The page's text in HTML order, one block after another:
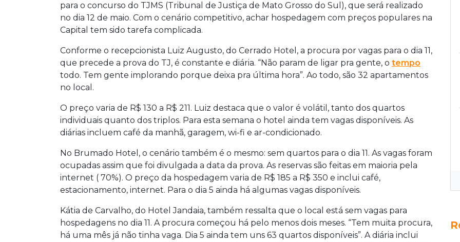
para o concurso do TJMS (Tribunal de Justiça de Mato Grosso do Sul), que será realizado
no dia 12 de maio. Com o cenário competitivo, achar hospedagem com preços populares na
Capital tem sido tarefa complicada.
Conforme o recepcionista Luiz Augusto, do Cerrado Hotel, a procura por vagas para o dia 11,
que precede a prova do TJ, é constante e diária. “Não param de ligar pra gente, o tempo
todo. Tem gente implorando porque deixa pra última hora”. Ao todo, são 32 apartamentos
no local.
O preço varia de R$ 130 a R$ 211. Luiz destaca que o valor é volátil, tanto dos quartos
individuais quanto dos triplos. Para esta semana o hotel ainda tem vagas disponíveis. As
diárias incluem café da manhã, garagem, wi-fi e ar-condicionado.
No Brumado Hotel, o cenário também é o mesmo: sem quartos para o dia 11. As vagas foram
ocupadas assim que foi divulgada a data da prova. As reservas são feitas em maioria pela
internet ( 70%). O preço da hospedagem varia de R$ 185 a R$ 350 e inclui café,
estacionamento, internet. Para o dia 5 ainda há algumas vagas disponíveis.
Kátia de Carvalho, do Hotel Jandaia, também ressalta que o local está sem vagas para
hospedagens no dia 11. A procura começou há pelo menos dois meses. “Tem muita procura,
há uma mês já não tinha vaga. Dia 5 ainda tem uns 63 quartos disponíveis”. A diária inclui